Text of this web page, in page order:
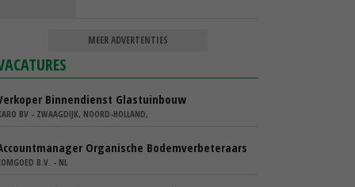
MEER ADVERTENTIES
Binnendienst Glastuinbouw
BV - ZWAAGDIJK, NOORD-HOLLAND,
Organische Bodemverbeteraars
B.V. - NL